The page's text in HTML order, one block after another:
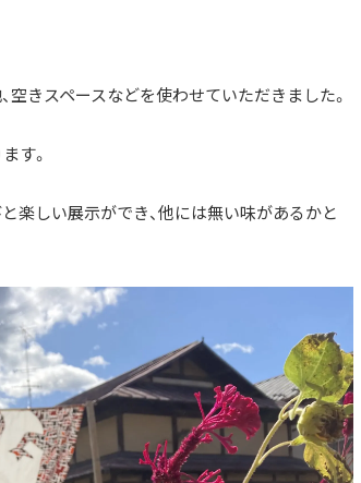
空きスペースなどを使わせていただきました。
す。
楽しい展示ができ、他には無い味があるかと